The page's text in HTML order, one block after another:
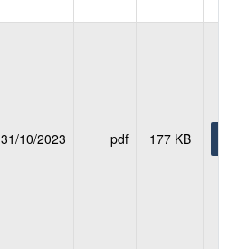
31/10/2023 pdf 177 KB